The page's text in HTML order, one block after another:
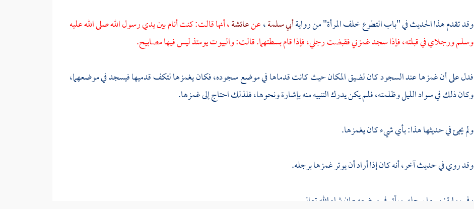
وقد تقدم هذا الحديث في "باب التطوع خلف المرأة" من روايةأبي سلمة،عنعائشة، أنها قالت: كنت أنام بين يدي رسول الله صلى الله عليه
وسلم ورجلاي في قبلته، فإذا سجد غمزني فقبضت رجلي، فإذا قام بسطتهما. قالت: والبيوت يومئذ ليس فيها مصابيح.
فدل على أن غمزها عند السجود كان لضيق المكان حيث كانت قدماها في موضع سجوده، فكان يغمزها لتكف قدميها فيسجد في موضعهما،
وكان ذلك في سواد الليل وظلمته، فلم يكن يدرك التنبيه منه بإشارة ونحوها، فلذلك احتاج إلى غمزها.
ولم يجئ في حديثها هذا: بأي شيء كان يغمزها.
وقد روي في حديث آخر، أنه كان إذا أراد أن يوتر غمزها برجله.
وفي رواية: مسها برجله. ويأتي في موضعه - إن شاء الله تعالى.